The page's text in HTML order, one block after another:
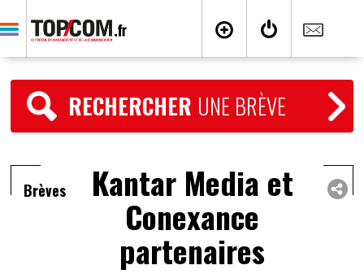
RECHERCHER UNE BRÈVE
Brèves Kantar Media et
Conexance
partenaires